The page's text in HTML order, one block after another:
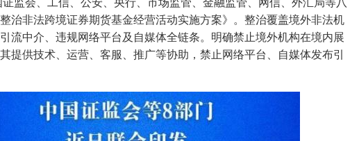
监会、工信、公安、央行、市场监管、金融监管、网信、外汇局等八
治非法跨境证券期货基金经营活动实施方案》。整治覆盖境外非法机
流中介、违规网络平台及自媒体全链条。明确禁止境外机构在境内展
提供技术、运营、客服、推广等协助，禁止网络平台、自媒体发布引